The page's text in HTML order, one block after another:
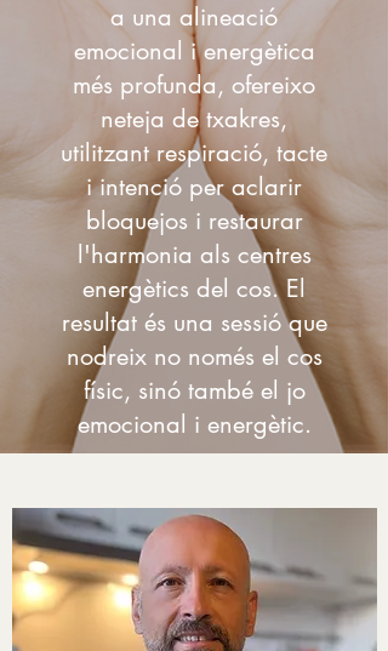
a una alineació
emocional i energètica
més profunda, ofereixo
neteja de txakres,
utilitzant respiració, tacte
i intenció per aclarir
bloquejos i restaurar
l'harmonia als centres
energètics del cos. El
resultat és una sessió que
nodreix no només el cos
físic, sinó també el jo
emocional i energètic.